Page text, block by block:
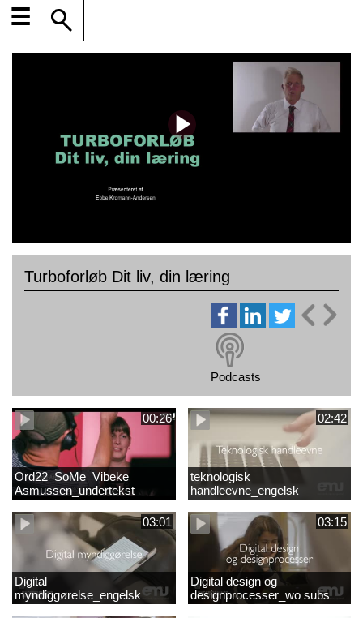
☰
Turboforløb Dit liv, din læring
Podcasts
00:26
Ord22_SoMe_Vibeke
Asmussen_undertekst
02:42
teknologisk
handleevne_engelsk
03:01
Digital
myndiggørelse_engelsk
03:15
Digital design og
designprocesser_wo subs